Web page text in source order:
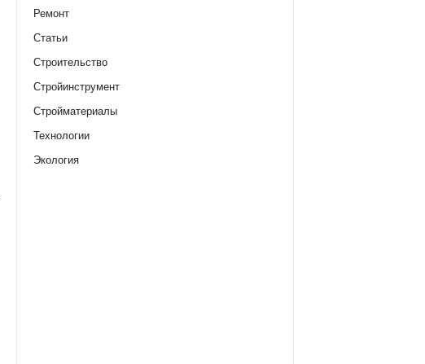
Ремонт
Статьи
Строительство
Стройинструмент
Стройматериалы
Технологии
Экология